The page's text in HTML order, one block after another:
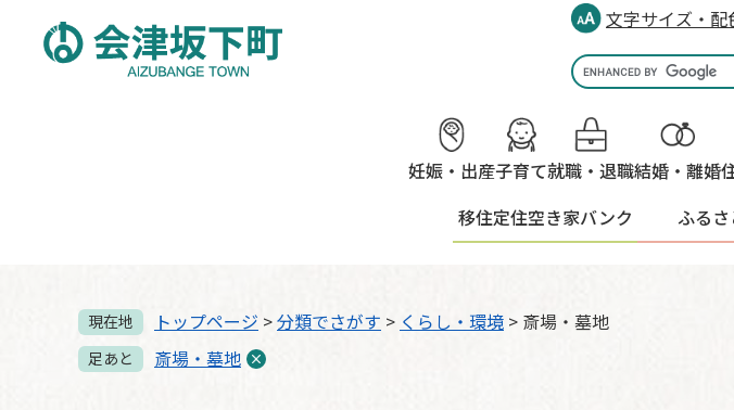
文字サイズ・配
Google
カ
ス
タ
ム
索
妊娠・出産子育て就職・退職結婚・離婚
移住定住空き家バンク ふる
現在地 トップページ >分類でさがす > くらし・環境 > 斎場・墓地
足あと 斎場・墓地